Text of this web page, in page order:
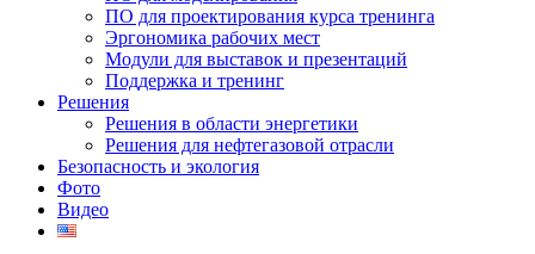
ПО для проектирования курса тренинга
Эргономика рабочих мест
Модули для выставок и презентаций
Поддержка и тренинг
Решения
Решения в области энергетики
Решения для нефтегазовой отрасли
Безопасность и экология
Фото
Видео